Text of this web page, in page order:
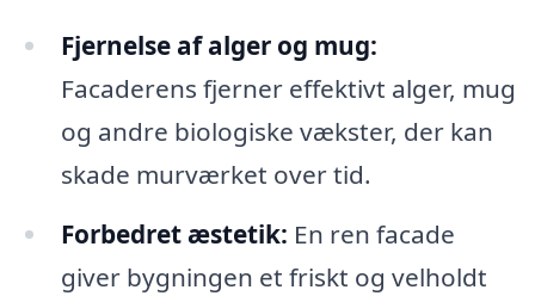
Fjernelse af alger og mug:
Facaderens fjerner effektivt alger, mug
og andre biologiske vækster, der kan
skade murværket over tid.
Forbedret æstetik: En ren facade
giver bygningen et friskt og velholdt